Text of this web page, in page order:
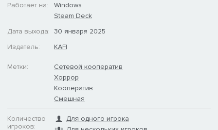
чудовища. Вы сами решаете, как запечатлеть этот хаос.
Работает на:
Windows
Steam Deck
Дата выхода: 30 января 2025
Издатель:
KAFI
Метки:
Сетевой кооператив
Хоррор
Кооператив
Смешная
Количество
игроков:
Для одного игрока